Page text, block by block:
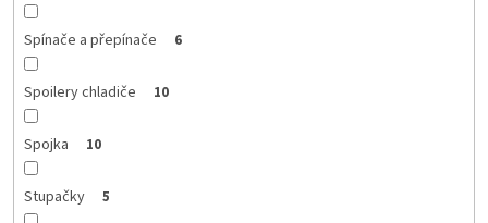
Spínače a přepínače 6
Spoilery chladiče 10
Spojka 10
Stupačky 5